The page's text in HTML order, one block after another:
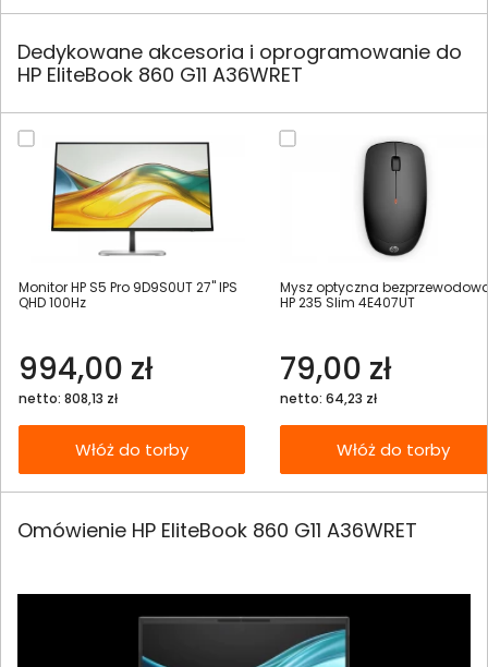
Dedykowane akcesoria i oprogramowanie do
HP EliteBook 860 G11 A36WRET
Monitor HP S5 Pro 9D9S0UT 27" IPS
QHD 100Hz
994,00 zł
netto: 808,13 zł
Włóż do torby
Mysz optyczna
HP 235 Slim 4E407UT
79,00 zł
netto: 64,23 zł
Włóż do torby
Omówienie HP EliteBook 860 G11 A36WRET